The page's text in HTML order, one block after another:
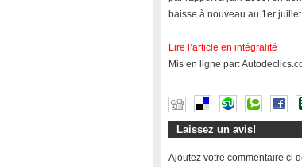
baisse à nouveau au 1er
Lire l’article en intégralité
Mis en ligne par:
Laissez un avis!
Ajoutez votre commentaire ci